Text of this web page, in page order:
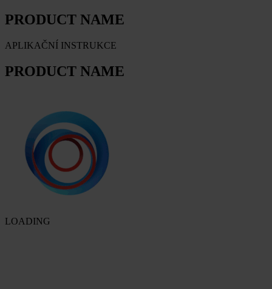
PRODUCT NAME
APLIKAČNÍ INSTRUKCE
PRODUCT NAME
LOADING